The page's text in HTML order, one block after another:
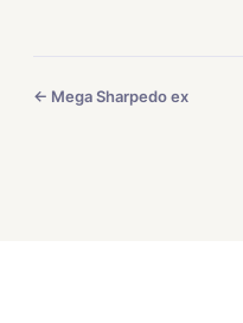
← Mega Sharpedo ex